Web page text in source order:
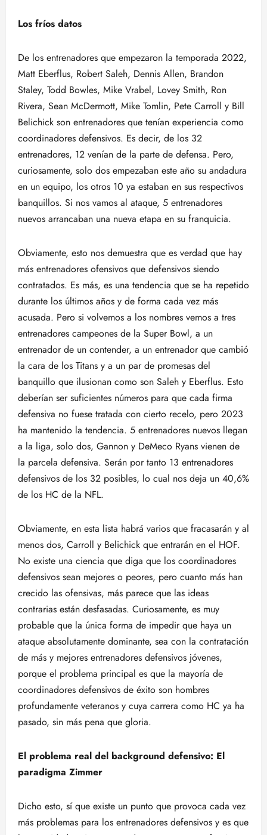
Los fríos datos
De los entrenadores que empezaron la temporada 2022,
Matt Eberflus, Robert Saleh, Dennis Allen, Brandon
Staley, Todd Bowles, Mike Vrabel, Lovey Smith, Ron
Rivera, Sean McDermott, Mike Tomlin, Pete Carroll y Bill
Belichick son entrenadores que tenían experiencia como
coordinadores defensivos. Es decir, de los 32
entrenadores, 12 venían de la parte de defensa. Pero,
curiosamente, solo dos empezaban este año su andadura
en un equipo, los otros 10 ya estaban en sus respectivos
banquillos. Si nos vamos al ataque, 5 entrenadores
nuevos arrancaban una nueva etapa en su franquicia.
Obviamente, esto nos demuestra que es verdad que hay
más entrenadores ofensivos que defensivos siendo
contratados. Es más, es una tendencia que se ha repetido
durante los últimos años y de forma cada vez más
acusada. Pero si volvemos a los nombres vemos a tres
entrenadores campeones de la Super Bowl, a un
entrenador de un contender, a un entrenador que cambió
la cara de los Titans y a un par de promesas del
banquillo que ilusionan como son Saleh y Eberflus. Esto
deberían ser suficientes números para que cada firma
defensiva no fuese tratada con cierto recelo, pero 2023
ha mantenido la tendencia. 5 entrenadores nuevos llegan
a la liga, solo dos, Gannon y DeMeco Ryans vienen de
la parcela defensiva. Serán por tanto 13 entrenadores
defensivos de los 32 posibles, lo cual nos deja un 40,6%
de los HC de la NFL.
Obviamente, en esta lista habrá varios que fracasarán y al
menos dos, Carroll y Belichick que entrarán en el HOF.
No existe una ciencia que diga que los coordinadores
defensivos sean mejores o peores, pero cuanto más han
crecido las ofensivas, más parece que las ideas
contrarias están desfasadas. Curiosamente, es muy
probable que la única forma de impedir que haya un
ataque absolutamente dominante, sea con la contratación
de más y mejores entrenadores defensivos jóvenes,
porque el problema principal es que la mayoría de
coordinadores defensivos de éxito son hombres
profundamente veteranos y cuya carrera como HC ya ha
pasado, sin más pena que gloria.
El problema real del background defensivo: El
paradigma Zimmer
Dicho esto, sí que existe un punto que provoca cada vez
más problemas para los entrenadores defensivos y es que